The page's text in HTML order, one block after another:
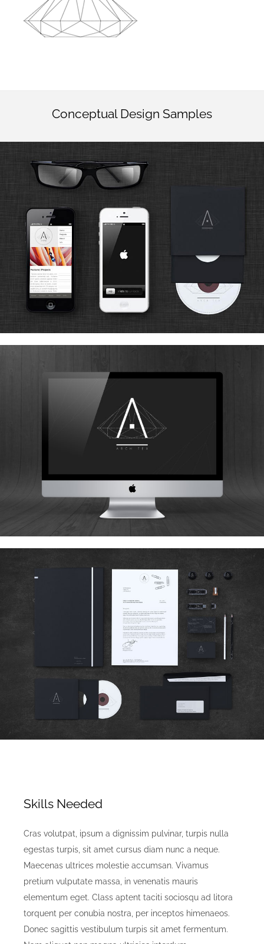
Conceptual Design Samples
Skills Needed
Cras volutpat, ipsum a dignissim pulvinar, turpis nulla
egestas turpis, sit amet cursus diam nunc a neque.
Maecenas ultrices molestie accumsan. Vivamus
pretium vulputate massa, in venenatis mauris
elementum eget. Class aptent taciti sociosqu ad litora
torquent per conubia nostra, per inceptos himenaeos.
Donec sagittis vestibulum turpis sit amet fermentum.